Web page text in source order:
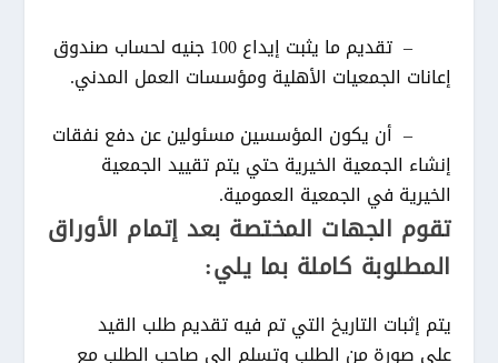
– تقديم ما يثبت إيداع 100 جنيه لحساب صندوق
إعانات الجمعيات الأهلية ومؤسسات العمل المدني.
– أن يكون المؤسسين مسئولين عن دفع نفقات
إنشاء الجمعية الخيرية حتي يتم تقييد الجمعية
الخيرية في الجمعية العمومية.
تقوم الجهات المختصة بعد إتمام الأوراق
المطلوبة كاملة بما يلي:
يتم إثبات التاريخ التي تم فيه تقديم طلب القيد
علي صورة من الطلب وتسلم الي صاحب الطلب مع